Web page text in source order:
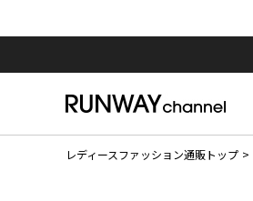
レディースファッション通販トップ